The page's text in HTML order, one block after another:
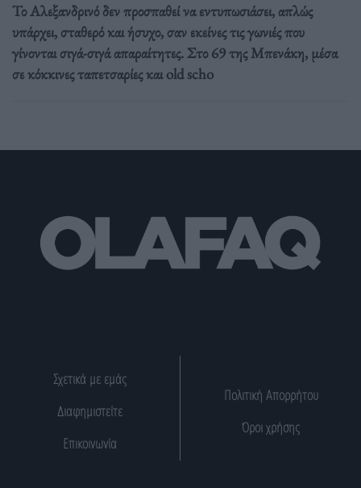
Το Αλεξανδρινό δεν προσπαθεί να εντυπωσιάσει, απλώς
υπάρχει, σταθερό και ήσυχο, σαν εκείνες τις γωνιές που
γίνονται σιγά-σιγά απαραίτητες. Στο 69 της Μπενάκη, μέσα
σε κόκκινες ταπετσαρίες και old scho
Σχετικά με εμάς
Διαφημιστείτε
Επικοινωνία
Πολιτική Απορρήτου
Όροι χρήσης